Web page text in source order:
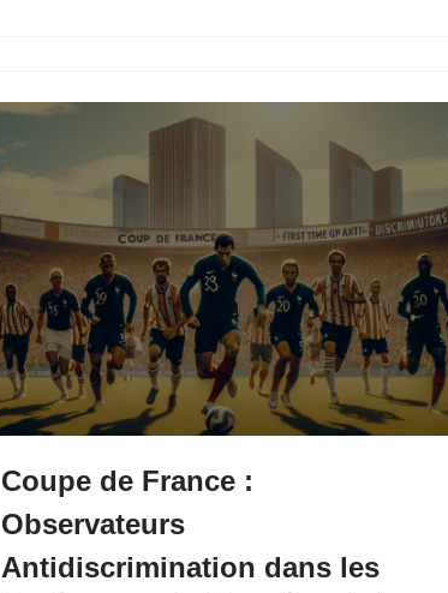
Coupe de France :
Observateurs
Antidiscrimination dans les